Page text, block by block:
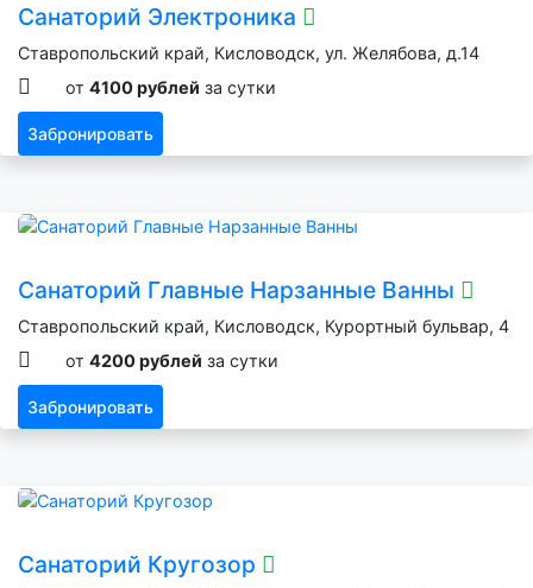
Санаторий Электроника
Ставропольский край, Кисловодск, ул. Желябова, д.14
от 4100 рублей за сутки
Забронировать
Санаторий Главные Нарзанные Ванны
Ставропольский край, Кисловодск, Курортный бульвар, 4
от 4200 рублей за сутки
Забронировать
Санаторий Кругозор